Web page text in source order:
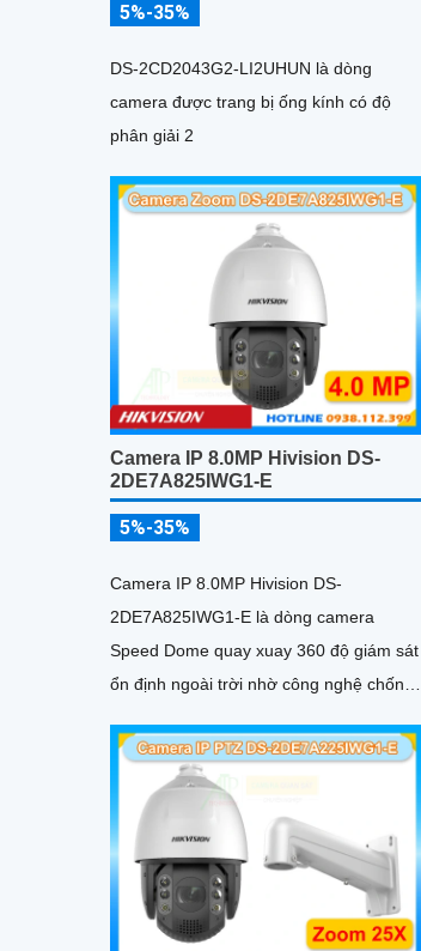
5%-35%
DS-2CD2043G2-LI2UHUN là dòng
camera được trang bị ống kính có độ
phân giải 2
Camera IP 8.0MP Hivision DS-
2DE7A825IWG1-E
5%-35%
Camera IP 8.0MP Hivision DS-
2DE7A825IWG1-E là dòng camera
Speed Dome quay xuay 360 độ giám sát
ổn định ngoài trời nhờ công nghệ chống